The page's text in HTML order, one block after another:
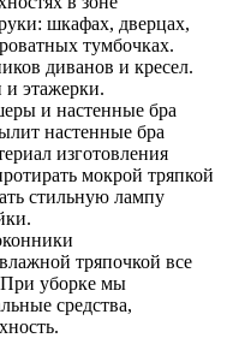
шкафах, дверцах,
тумбочках.
диванов и кресел.
этажерки.
и настенные бра
настенные бра
изготовления
мокрой тряпкой
стильную лампу
тряпочкой все
уборке мы
средства,